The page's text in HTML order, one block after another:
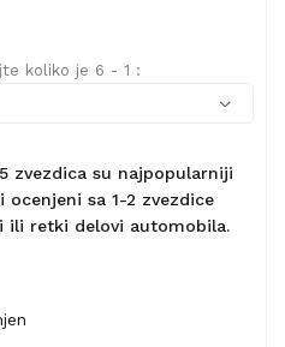
koliko je 6 - 1 :
zvezdica su najpopularniji
sa 1-2 zvezdice
ili retki delovi automobila.